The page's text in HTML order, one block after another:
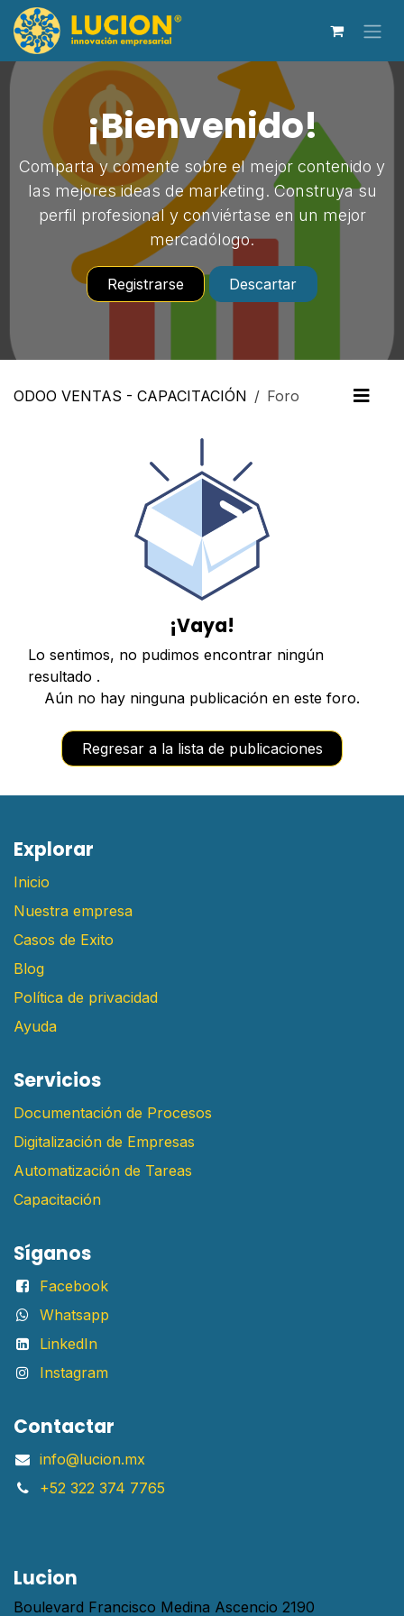
Ir al contenido
¡Bienvenido!
Comparta y comente sobre el mejor contenido y
las mejores ideas de marketing. Construya su
perfil profesional y conviértase en un mejor
mercadólogo.
Registrarse Descartar
ODOO VENTAS - CAPACITACIÓN Foro
¡Vaya!
Lo sentimos, no pudimos encontrar ningún
resultado .
Aún no hay ninguna publicación en este foro.
Regresar a la lista de publicaciones
E​xplorar
Inicio
Nuestra empresa
Casos de Exito
Blog
Política de privacidad
Ayuda
Servicios
Documentación de Procesos
Digitalización de Empresas
Automatización de Tareas
Capacitación
Síganos
Facebook
Whatsapp
LinkedIn
Instagram
Contactar
info@lucion.mx
+52 322 374 7765
Lucion
Boulevard Francisco Medina Ascencio 2190